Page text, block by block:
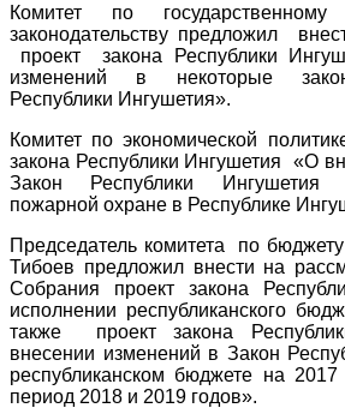
Комитет по государственному
законодательству предложил
проект закона Республики
изменений в некоторые
Республики Ингушетия».
Комитет по экономической
закона Республики Ингушетия «О
Закон Республики Ингушетия
пожарной охране в Республике
Председатель комитета по
Тибоев предложил внести на
Собрания проект закона
исполнении республиканского
также проект закона
внесении изменений в Закон
республиканском бюджете на
период 2018 и 2019 годов».